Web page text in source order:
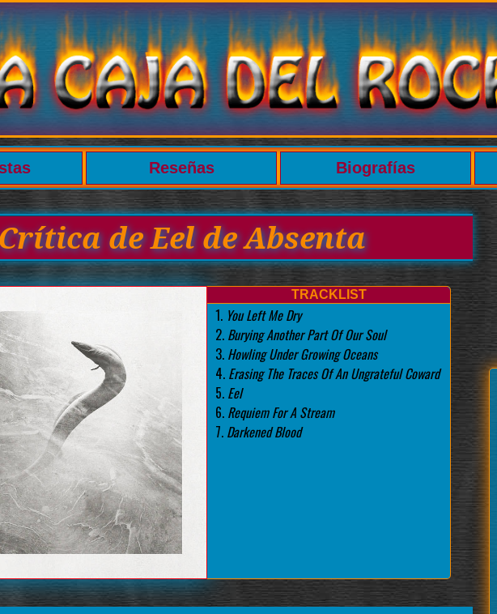
Reseñas Biografías
de Eel de Absenta
TRACKLIST
1. You Left Me Dry
2. Burying Another Part Of Our Soul
3. Howling Under Growing Oceans
4. Erasing The Traces Of An Ungrateful Coward
5. Eel
6. Requiem For A Stream
7. Darkened Blood